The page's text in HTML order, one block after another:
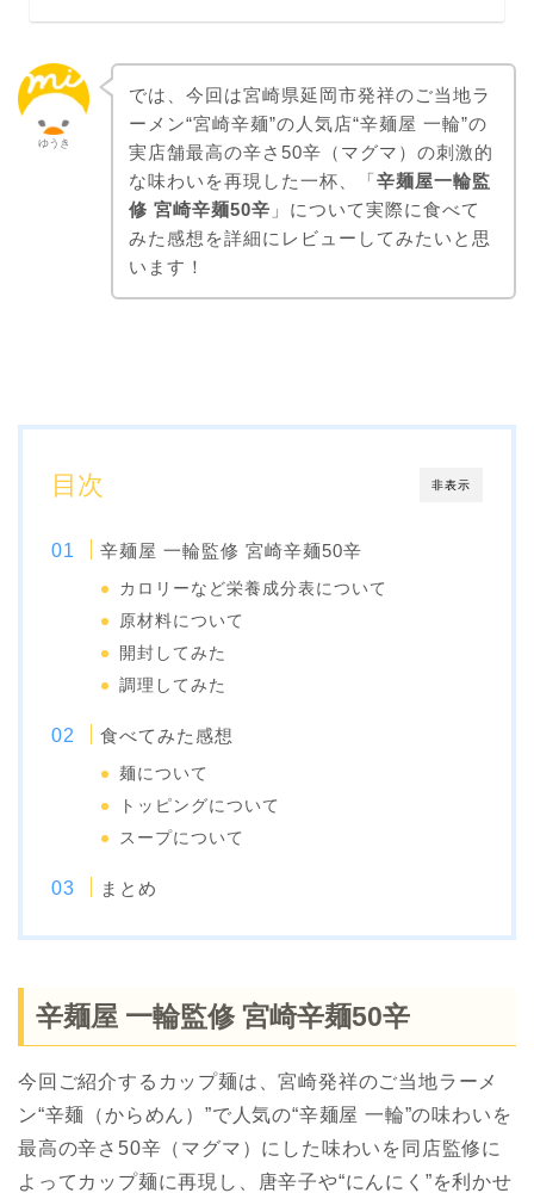
ゆうき
では、今回は宮崎県延岡市発祥のご当地ラ
ーメン“宮崎辛麺”の人気店“辛麺屋 一輪”の
実店舗最高の辛さ50辛（マグマ）の刺激的
な味わいを再現した一杯、「辛麺屋一輪監
修 宮崎辛麺50辛 」について実際に食べて
みた感想を詳細にレビューしてみたいと思
います！
非表示
目次
辛麺屋 一輪監修 宮崎辛麺50辛
カロリーなど栄養成分表について
原材料について
開封してみた
調理してみた
食べてみた感想
麺について
トッピングについて
スープについて
まとめ
辛麺屋 一輪監修 宮崎辛麺50辛
今回ご紹介するカップ麺は、宮崎発祥のご当地ラーメ
ン“辛麺（からめん）”で人気の“辛麺屋 一輪”の味わいを
最高の辛さ50辛（マグマ）にした味わいを同店監修に
よってカップ麺に再現し、唐辛子や“にんにく”を利かせ